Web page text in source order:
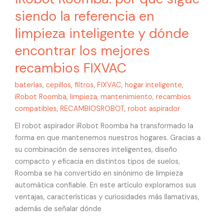
siendo la referencia en
limpieza inteligente y dónde
encontrar los mejores
recambios FIXVAC
baterías, cepillos, filtros, FIXVAC, hogar inteligente,
iRobot Roomba, limpieza, mantenimiento, recambios
compatibles, RECAMBIOSROBOT, robot aspirador
El robot aspirador iRobot Roomba ha transformado la
forma en que mantenemos nuestros hogares. Gracias a
su combinación de sensores inteligentes, diseño
compacto y eficacia en distintos tipos de suelos,
Roomba se ha convertido en sinónimo de limpieza
automática confiable. En este artículo exploramos sus
ventajas, características y curiosidades más llamativas,
además de señalar dónde